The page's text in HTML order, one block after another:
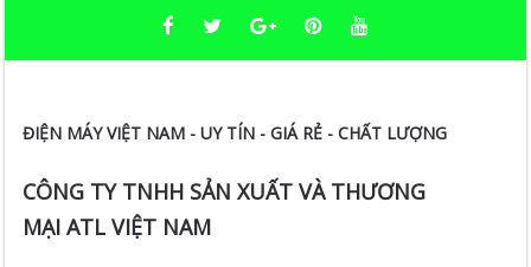
ĐIỆN MÁY VIỆT NAM - UY TÍN - GIÁ RẺ - CHẤT LƯỢNG
CÔNG TY TNHH SẢN XUẤT VÀ THƯƠNG
MẠI ATL VIỆT NAM